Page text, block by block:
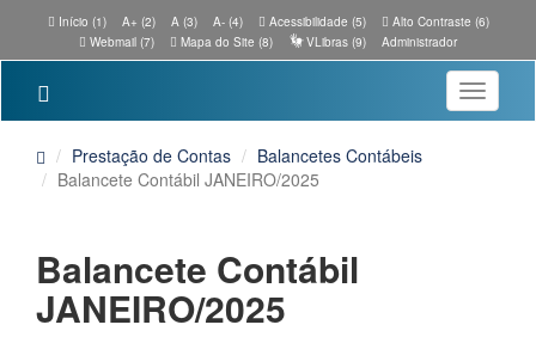
Início (1) A+ (2) A (3) A- (4) Acessibilidade (5)
Alto Contraste (6)
Webmail (7)
Mapa do Site (8) VLibras (9) Administrador
Toggle
Prestação de Contas
Balancetes Contábeis
Balancete Contábil JANEIRO/2025
Balancete Contábil
JANEIRO/2025